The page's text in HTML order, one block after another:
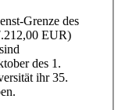
Grenze des
EUR)
des 1.
ihr 35.